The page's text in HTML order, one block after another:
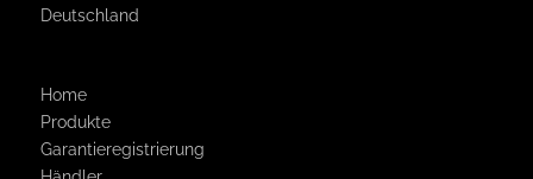
Deutschland
Home
Produkte
Garantie­registrierung